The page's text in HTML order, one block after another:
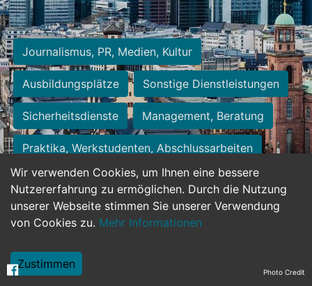
Wir verwenden Cookies, um Ihnen eine bessere
Nutzererfahrung zu ermöglichen. Durch die Nutzung
unserer Webseite stimmen Sie unserer Verwendung
von Cookies zu. Mehr Informationen
Zustimmen
Journalismus, PR, Medien, Kultur
Ausbildungsplätze Sonstige Dienstleistungen
Sicherheitsdienste Management, Beratung
Praktika, Werkstudenten, Abschlussarbeiten
Personalwesen Assistenz, Sekretariat
Hilfskräfte, Aushilfs- und Nebenjobs
Weiterbildung, Studium, duale Ausbildung Photo Credit